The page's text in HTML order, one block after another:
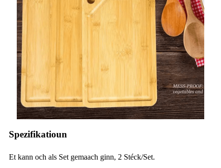
Spezifikatioun
Et kann och als Set gemaach ginn, 2 Stéck/Set.